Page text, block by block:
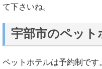
て下さいね。
宇部市のペット
ペットホテルは予約制です